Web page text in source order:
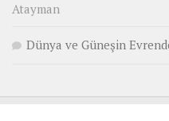
Atayman
Dünya ve Güneşin